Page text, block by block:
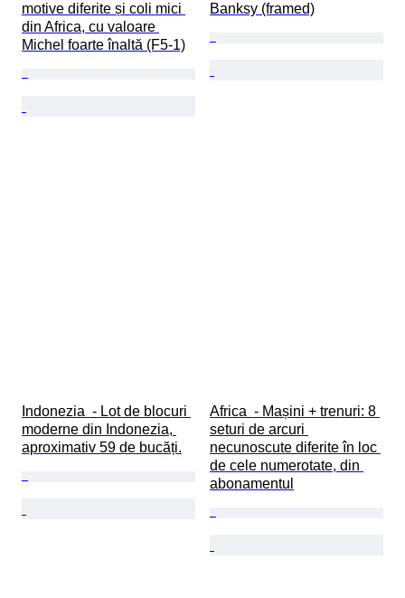
motive diferite și coli mici
din Africa, cu valoare
Michel foarte înaltă (F5-1)
Banksy (framed)
Indonezia  - Lot de blocuri
moderne din Indonezia,
aproximativ 59 de bucăți.
Africa  - Mașini + trenuri: 8
seturi de arcuri
necunoscute diferite în loc
de cele numerotate, din
abonamentul